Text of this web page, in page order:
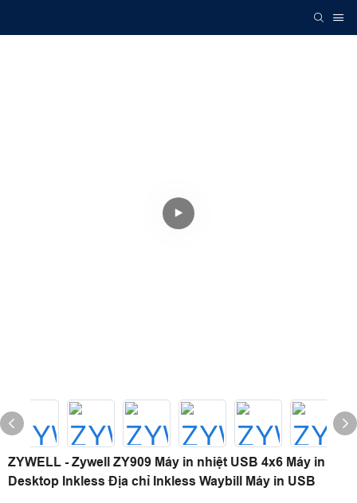
ZYWELL - Zywell ZY909 Máy in nhiệt USB 4x6 Máy in
Desktop Inkless Địa chỉ Inkless Waybill Máy in USB